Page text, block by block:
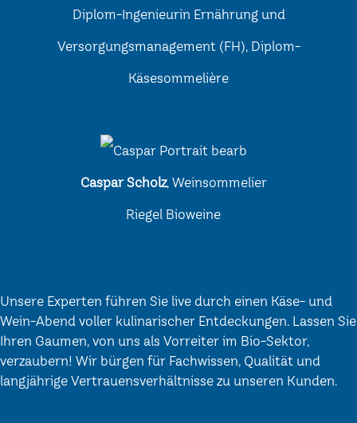
Diplom-Ingenieurin Ernährung und
Versorgungsmanagement (FH), Diplom-
Käsesommelière
Caspar Scholz, Weinsommelier
Riegel Bioweine
Unsere Experten führen Sie live durch einen Käse- und
Wein-Abend voller kulinarischer Entdeckungen. Lassen Sie
Ihren Gaumen, von uns als Vorreiter im Bio-Sektor,
verzaubern! Wir bürgen für Fachwissen, Qualität und
langjährige Vertrauensverhältnisse zu unseren Kunden.